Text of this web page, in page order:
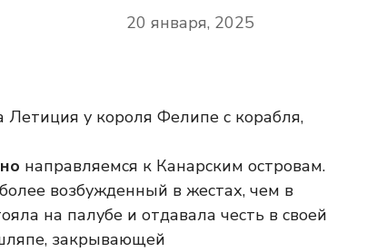
20 января, 2025
Летиция у короля Фелипе с корабля,
направляемся к Канарским островам.
возбужденный в жестах, чем в
на палубе и отдавала честь в своей
закрывающей